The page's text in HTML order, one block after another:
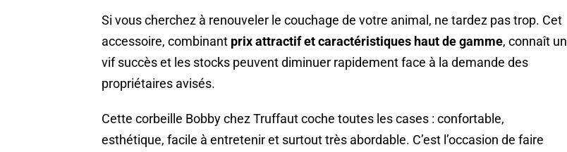
Si vous cherchez à renouveler le couchage de votre animal, ne tardez pas trop. Cet
accessoire, combinant prix attractif et caractéristiques haut de gamme, connaît un
vif succès et les stocks peuvent diminuer rapidement face à la demande des
propriétaires avisés.
Cette corbeille Bobby chez Truffaut coche toutes les cases : confortable,
esthétique, facile à entretenir et surtout très abordable. C’est l’occasion de faire